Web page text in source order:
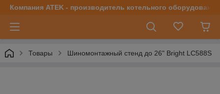
Компания ATEK - производитель котельного оборудования
Товары Шиномонтажный стенд до 26" Bright LC588S